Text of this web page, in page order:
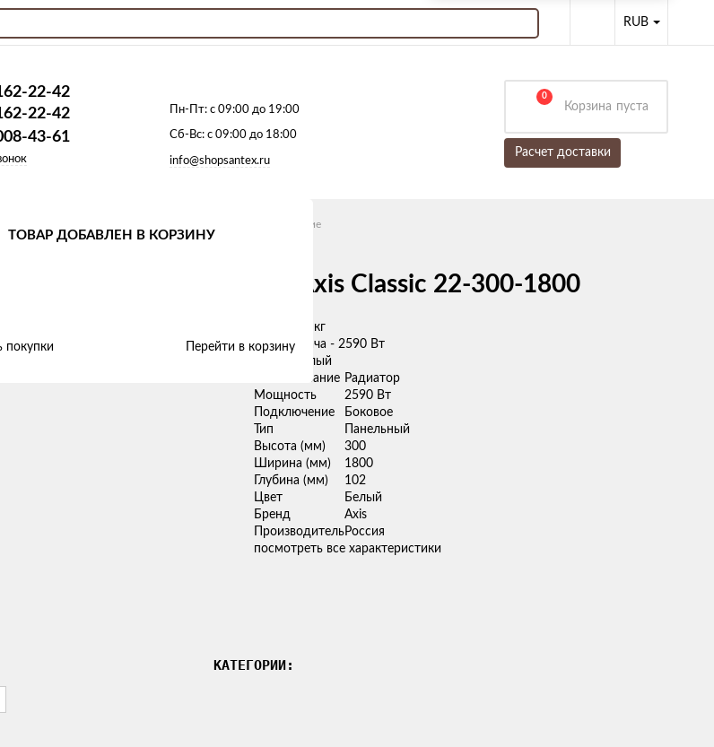
RUB
22-42
22-42
43-61
Пн-Пт:с 09:00 до 19:00
Сб-Вс:с 09:00 до 18:00
info@shopsantex.ru
0
Корзина пуста
Расчет доставки
Тип 22 боковое подключение
стальной панельный Axis Classic 22-300-1800
Вес - 28.5 кг
Теплоотдача - 2590 Вт
Цвет - Белый
Наименование Радиатор
Мощность
2590 Вт
Подключение
Боковое
Тип
Панельный
Высота (мм)
300
Ширина (мм)
1800
Глубина (мм)
102
Цвет
Белый
Бренд
Axis
ПроизводительРоссия
посмотреть все характеристики
КАТЕГОРИИ:
ТОВАР ДОБАВЛЕН В КОРЗИНУ
покупки Перейти в корзину